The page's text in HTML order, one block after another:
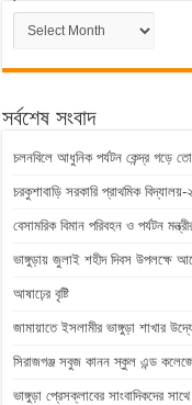
পুরাতন
সংবাদ
সর্বশেষ সংবাদ
চলনবিলে আধুনিক পর্যটন কেন্দ্র গড়ে
চরকুশাবাড়ি সরকারি প্রাথমিক
বেসামরিক বিমান পরিবহন ও পর্যটন
ভাঙ্গুড়ায় জুলাই শহীদ দিবস উপলক্ষে
আষাঢ়ের বৃষ্টি
জামায়াতে ইসলামীর ভাঙ্গুড়া শাখার
সিরাজগঞ্জ সবুজ কানন স্কুল এন্ড
ভাঙ্গুড়া প্রেসক্লাবের সাংবাদিকদের